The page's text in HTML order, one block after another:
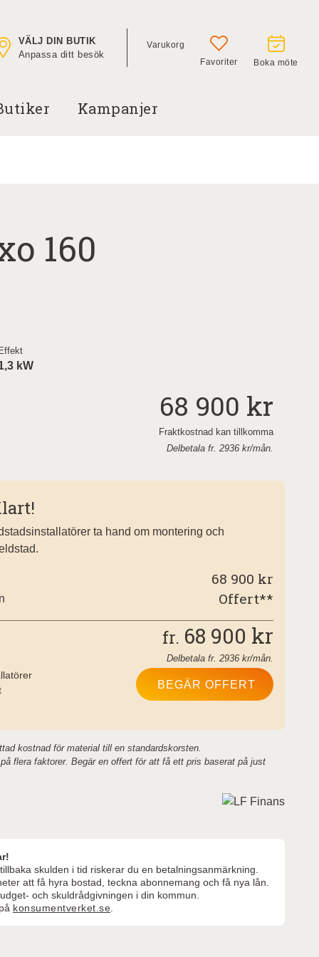
VÄLJ DIN BUTIK
Anpassa ditt besök
Varukorg
Favoriter
Boka möte
Kampanjer
160
kW
68 900 kr
Fraktkostnad kan tillkomma
Delbetala fr. 2936 kr/mån.
ta hand om montering och
68 900 kr
Offert**
fr. 68 900 kr
Delbetala fr. 2936 kr/mån.
BEGÄR OFFERT
kostnad för material till en standardskorsten.
flera faktorer. Begär en offert för att få ett pris baserat på just
skulden i tid riskerar du en betalningsanmärkning.
att få hyra bostad, teckna abonnemang och få nya lån.
och skuldrådgivningen i din kommun.
konsumentverket.se